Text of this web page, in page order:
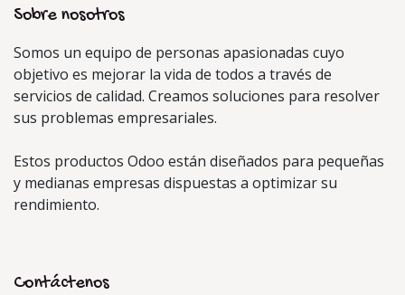
Sobre nosotros
Somos un equipo de personas apasionadas cuyo
objetivo es mejorar la vida de todos a través de
servicios de calidad. Creamos soluciones para resolver
sus problemas empresariales.
Estos productos Odoo están diseñados para pequeñas
y medianas empresas dispuestas a optimizar su
rendimiento.
Contáctenos